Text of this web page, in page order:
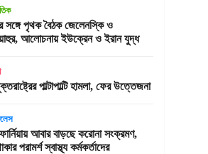
সঙ্গে পৃথক বৈঠক জেলেনস্কি ও
আলোচনায় ইউক্রেন ও ইরান যুদ্ধ
পাল্টাপাল্টি হামলা, ফের উত্তেজনা
আবার বাড়ছে করোনা সংক্রমণ,
পরামর্শ স্বাস্থ্য কর্মকর্তাদের